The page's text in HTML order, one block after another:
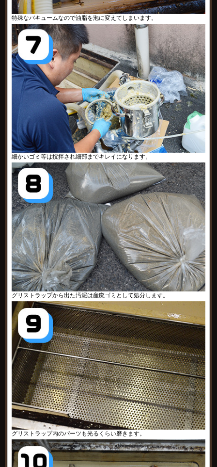
特殊なバキュームなので油脂を泡に変えてしまいます。
細かいゴミ等は撹拌され細部までキレイになります。
グリストラップから出た汚泥は産廃ゴミとして処分します。
グリストラップ内のパーツも光るくらい磨きます。